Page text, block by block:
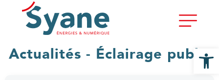
Actualités - Éclairage public
Ouvrir